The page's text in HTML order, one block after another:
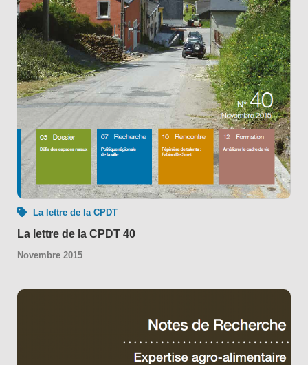
La lettre de la CPDT
La lettre de la CPDT 40
Novembre 2015